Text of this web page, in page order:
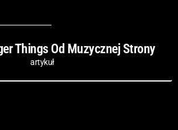
Things Od Muzycznej Strony
artykuł